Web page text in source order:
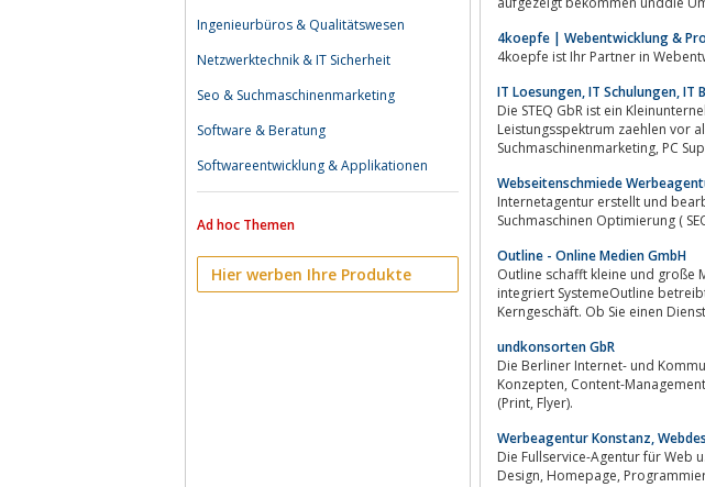
Ingenieurbüros & Qualitätswesen
Netzwerktechnik & IT Sicherheit
Seo & Suchmaschinenmarketing
Software & Beratung
Softwareentwicklung & Applikationen
Ad hoc Themen
Hier werben Ihre Produkte
4koepfe | Webentwicklung &
4koepfe ist Ihr Partner in
IT Loesungen, IT Schulungen, IT
Die STEQ GbR ist ein Kleinunternehmen, welches seine Haupttaetigkeit auf die allgemeine IT-
Leistungsspektrum zaehlen vor allem Bereiche wie
Suchmaschinenmarketing, PC
Webseitenschmiede
Internetagentur erstellt und bearbeitet u.a. Videoclips,
Suchmaschinen Optimierung (
Outline - Online Medien GmbH
Outline schafft kleine und große
integriert SystemeOutline
Kerngeschäft. Ob Sie einen
undkonsorten GbR
Die Berliner Internet- und
Konzepten, Content-Management-Systemen (z.B. Typo3), Suchmaschinen-Marketing, Suchmaschinenoptimierung, Layout
(Print, Flyer).
Werbeagentur Konstanz,
Die Fullservice-Agentur für Web